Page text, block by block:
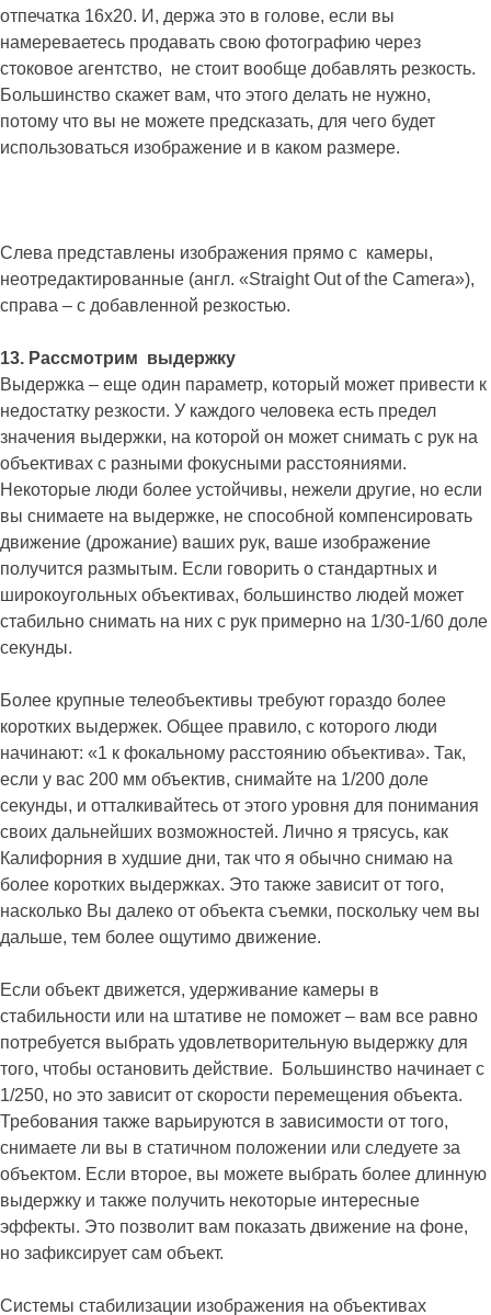
отпечатка 16х20. И, держа это в голове, если вы
намереваетесь продавать свою фотографию через
стоковое агентство, не стоит вообще добавлять резкость.
Большинство скажет вам, что этого делать не нужно,
потому что вы не можете предсказать, для чего будет
использоваться изображение и в каком размере.
Слева представлены изображения прямо с камеры,
неотредактированные (англ. «Straight Out of the Camera»),
справа – с добавленной резкостью.
13. Рассмотрим выдержку
Выдержка – еще один параметр, который может привести к
недостатку резкости. У каждого человека есть предел
значения выдержки, на которой он может снимать с рук на
объективах с разными фокусными расстояниями.
Некоторые люди более устойчивы, нежели другие, но если
вы снимаете на выдержке, не способной компенсировать
движение (дрожание) ваших рук, ваше изображение
получится размытым. Если говорить о стандартных и
широкоугольных объективах, большинство людей может
стабильно снимать на них с рук примерно на 1/30-1/60 доле
секунды.
Более крупные телеобъективы требуют гораздо более
коротких выдержек. Общее правило, с которого люди
начинают: «1 к фокальному расстоянию объектива». Так,
если у вас 200 мм объектив, снимайте на 1/200 доле
секунды, и отталкивайтесь от этого уровня для понимания
своих дальнейших возможностей. Лично я трясусь, как
Калифорния в худшие дни, так что я обычно снимаю на
более коротких выдержках. Это также зависит от того,
насколько Вы далеко от объекта съемки, поскольку чем вы
дальше, тем более ощутимо движение.
Если объект движется, удерживание камеры в
стабильности или на штативе не поможет – вам все равно
потребуется выбрать удовлетворительную выдержку для
того, чтобы остановить действие. Большинство начинает с
1/250, но это зависит от скорости перемещения объекта.
Требования также варьируются в зависимости от того,
снимаете ли вы в статичном положении или следуете за
объектом. Если второе, вы можете выбрать более длинную
выдержку и также получить некоторые интересные
эффекты. Это позволит вам показать движение на фоне,
но зафиксирует сам объект.
Системы стабилизации изображения на объективах